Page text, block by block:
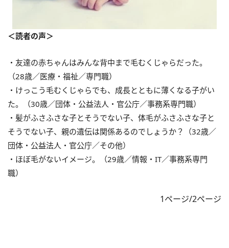
＜読者の声＞
・友達の赤ちゃんはみんな背中まで毛むくじゃらだった。
（28歳／医療・福祉／専門職）
・けっこう毛むくじゃらでも、成長とともに薄くなる子がい
た。（30歳／団体・公益法人・官公庁／事務系専門職）
・髪がふさふさな子とそうでない子、体毛がふさふさな子と
そうでない子、親の遺伝は関係あるのでしょうか？（32歳／
団体・公益法人・官公庁／その他）
・ほぼ毛がないイメージ。（29歳／情報・IT／事務系専門
職）
1ページ/2ページ